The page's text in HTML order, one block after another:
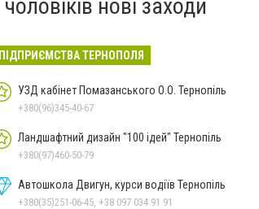
чоловіків нові заходи
ПІДПРИЄМСТВА ТЕРНОПОЛЯ
УЗД кабінет Помазанського О.О. Тернопіль
+380(96)345-40-67
Ландшафтний дизайн "100 ідей" Тернопіль
+380(97)460-50-79
Автошкола Двигун, курси водіїв Тернопіль
+380(35)251-06-45, +38 097 034 91 91